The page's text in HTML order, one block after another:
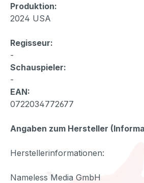
Produktion:
2024 USA
Regisseur:
-
Schauspieler:
-
EAN:
0722034772677
Angaben zum Hersteller
Herstellerinformationen:
Nameless Media GmbH